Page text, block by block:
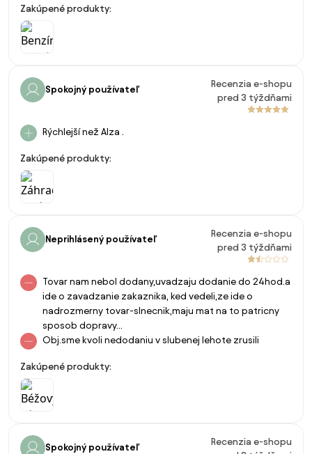
Zakúpené produkty:
Spokojný používateľ
Recenzia e-shopu
pred 3 týždňami
Rýchlejší než Alza .
Zakúpené produkty:
Neprihlásený používateľ
Recenzia e-shopu
pred 3 týždňami
Tovar nam nebol dodany,uvadzaju dodanie do 24hod.a
ide o zavadzanie zakaznika, ked vedeli,ze ide o
nadrozmerny tovar-slnecnik,maju mat na to patricny
sposob dopravy...
Obj.sme kvoli nedodaniu v slubenej lehote zrusili
Zakúpené produkty:
Spokojný používateľ
Recenzia e-shopu